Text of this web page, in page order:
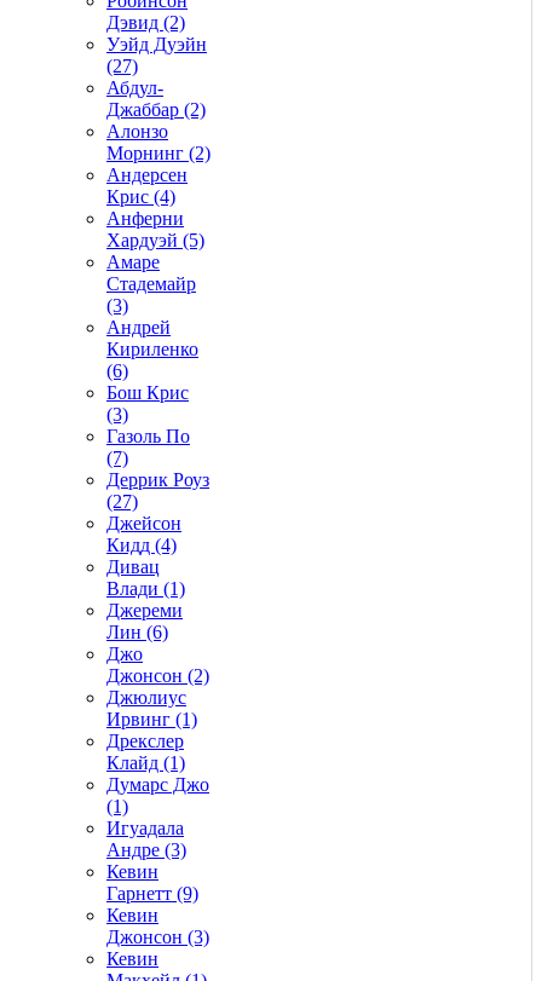
Дэвид (2)
Уэйд Дуэйн
(27)
Абдул-
Джаббар (2)
Алонзо
Морнинг (2)
Андерсен
Крис (4)
Анферни
Xардуэй (5)
Амаре
Стадемайр
(3)
Андрей
Кириленко
(6)
Бош Крис
(3)
Газоль По
(7)
Деррик Роуз
(27)
Джейсон
Кидд (4)
Дивац
Влади (1)
Джереми
Лин (6)
Джо
Джонсон (2)
Джюлиус
Ирвинг (1)
Дрекслер
Клайд (1)
Думарс Джо
(1)
Игуадала
Андре (3)
Кевин
Гарнетт (9)
Кевин
Джонсон (3)
Кевин